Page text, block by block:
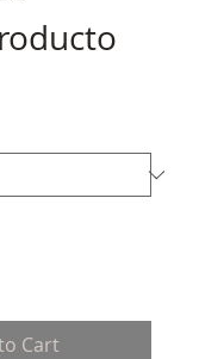
Cart